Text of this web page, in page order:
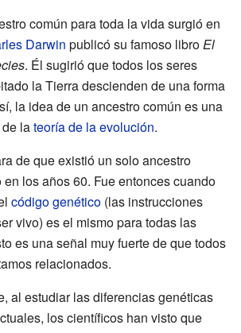
común para toda la vida surgió en
Darwin publicó su famoso libroEl
. Él sugirió que todos los seres
la Tierra descienden de una forma
la idea de un ancestro común es una
lateoría de la evolución.
de que existió un solo ancestro
los años 60. Fue entonces cuando
código genético (las instrucciones
vivo) es el mismo para todas las
es una señal muy fuerte de que todos
relacionados.
al estudiar las diferencias genéticas
los científicos han visto que